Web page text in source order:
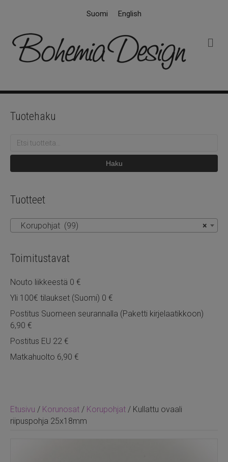
Suomi English
k
Etusivu / Korunosat / Korupohjat / Kullattu ovaali
riipuspohja 25x18mm
Tuotehaku
Etsi:
Haku
Tuotteet
×
Korupohjat (99)
Toimitustavat
Nouto liikkeestä 0 €
Yli 100€ tilaukset (Suomi) 0 €
Postitus Suomeen seurannalla (Paketti kirjelaatikkoon)
6,90 €
Postitus EU 22 €
Matkahuolto 6,90 €